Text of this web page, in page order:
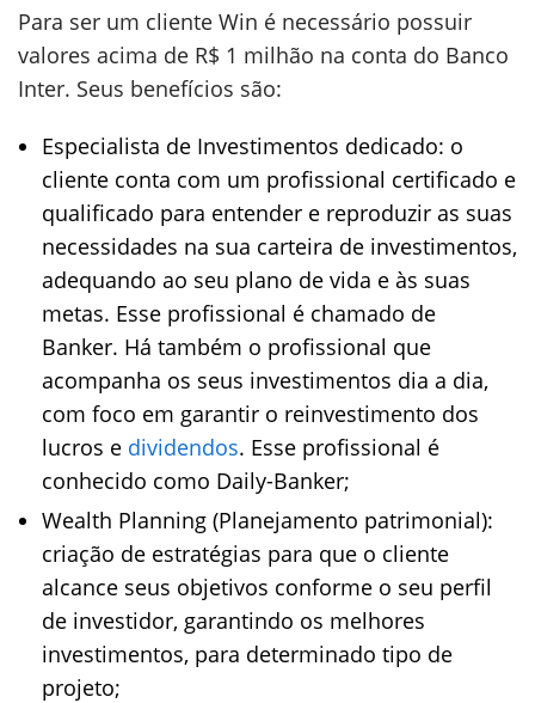
Para ser um cliente Win é necessário possuir
valores acima de R$ 1 milhão na conta do Banco
Inter. Seus benefícios são:
Especialista de Investimentos dedicado: o
cliente conta com um profissional certificado e
qualificado para entender e reproduzir as suas
necessidades na sua carteira de investimentos,
adequando ao seu plano de vida e às suas
metas. Esse profissional é chamado de
Banker. Há também o profissional que
acompanha os seus investimentos dia a dia,
com foco em garantir o reinvestimento dos
lucros e dividendos. Esse profissional é
conhecido como Daily-Banker;
Wealth Planning (Planejamento patrimonial):
criação de estratégias para que o cliente
alcance seus objetivos conforme o seu perfil
de investidor, garantindo os melhores
investimentos, para determinado tipo de
projeto;